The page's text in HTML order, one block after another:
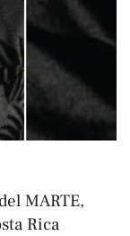
MARTE,
Rica